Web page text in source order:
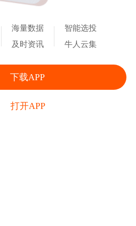
海量数据
及时资讯
智能选投
牛人云集
下载APP
打开APP